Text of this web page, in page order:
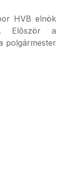
HVB elnök
Először a
polgármester